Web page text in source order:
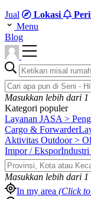
Jual
Lokasi
Menu
Blog
Masukkan lebih dari 1
Kategori populer
Layanan JASA >
Cargo & Forwarder
Aktivitas Outdoor >
Impor / EksporIndustri
Masukkan lebih dari 1
In my area (Click